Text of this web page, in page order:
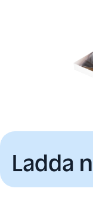
Ladda